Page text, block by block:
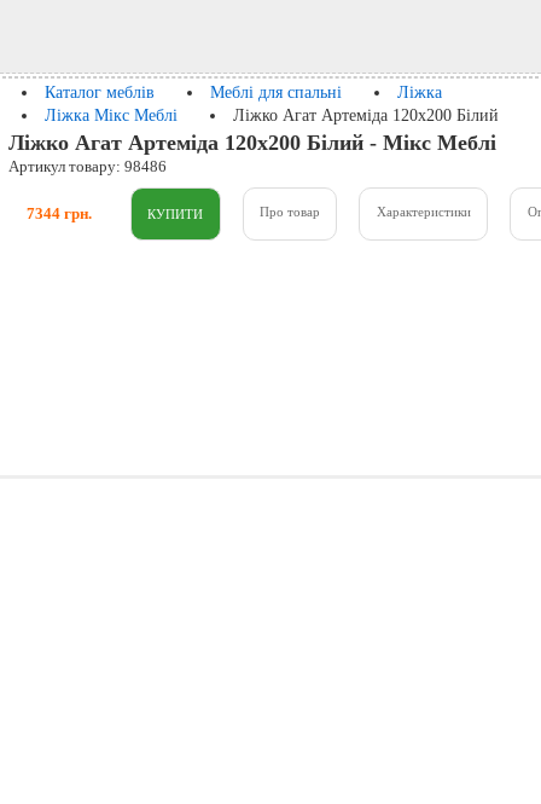
Каталог меблів Меблі для спальні
Ліжка
Ліжка Мікс Меблі
Ліжко Агат Артеміда 120х200 Білий
Ліжко Агат Артеміда 120х200 Білий - Мікс Меблі
Артикул товару: 98486
7344 грн. Про товар Характеристики